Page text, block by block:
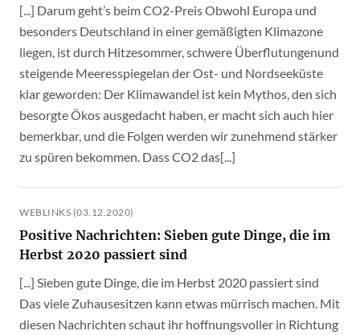
[...] Darum geht’s beim CO2-Preis Obwohl Europa und
besonders Deutschland in einer gemäßigten Klimazone
liegen, ist durch Hitzesommer, schwere Überflutungenund
steigende Meeresspiegelan der Ost- und Nordseeküste
klar geworden: Der Klimawandel ist kein Mythos, den sich
besorgte Ökos ausgedacht haben, er macht sich auch hier
bemerkbar, und die Folgen werden wir zunehmend stärker
zu spüren bekommen. Dass CO2 das[...]
WEBLINKS (03.12.2020)
Positive Nachrichten: Sieben gute Dinge, die im
Herbst 2020 passiert sind
[...] Sieben gute Dinge, die im Herbst 2020 passiert sind
Das viele Zuhausesitzen kann etwas mürrisch machen. Mit
diesen Nachrichten schaut ihr hoffnungsvoller in Richtung